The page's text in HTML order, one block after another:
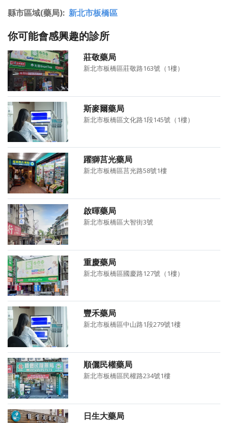
縣市區域(藥局) 新北市板橋區
你可能會感興趣的診所
莊敬藥局
新北市板橋區莊敬路163號（1樓）
斯麥爾藥局
新北市板橋區文化路1段145號（1樓）
躍獅莒光藥局
新北市板橋區莒光路58號1樓
啟暉藥局
新北市板橋區大智街3號
重慶藥局
新北市板橋區國慶路127號（1樓）
豐禾藥局
新北市板橋區中山路1段279號1樓
順儷民權藥局
新北市板橋區民權路234號1樓
日生大藥局